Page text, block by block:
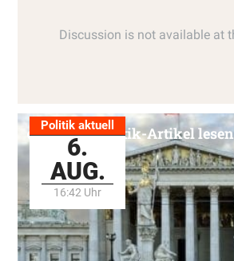
Politik aktuell
6.
AUG.
16:42 Uhr
Alle Politik-Artikel lesen